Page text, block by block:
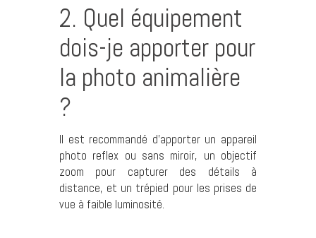
2. Quel équipement
dois-je apporter pour
la photo animalière
?
Il est recommandé d’apporter un appareil
photo reflex ou sans miroir, un objectif
zoom pour capturer des détails à
distance, et un trépied pour les prises de
vue à faible luminosité.